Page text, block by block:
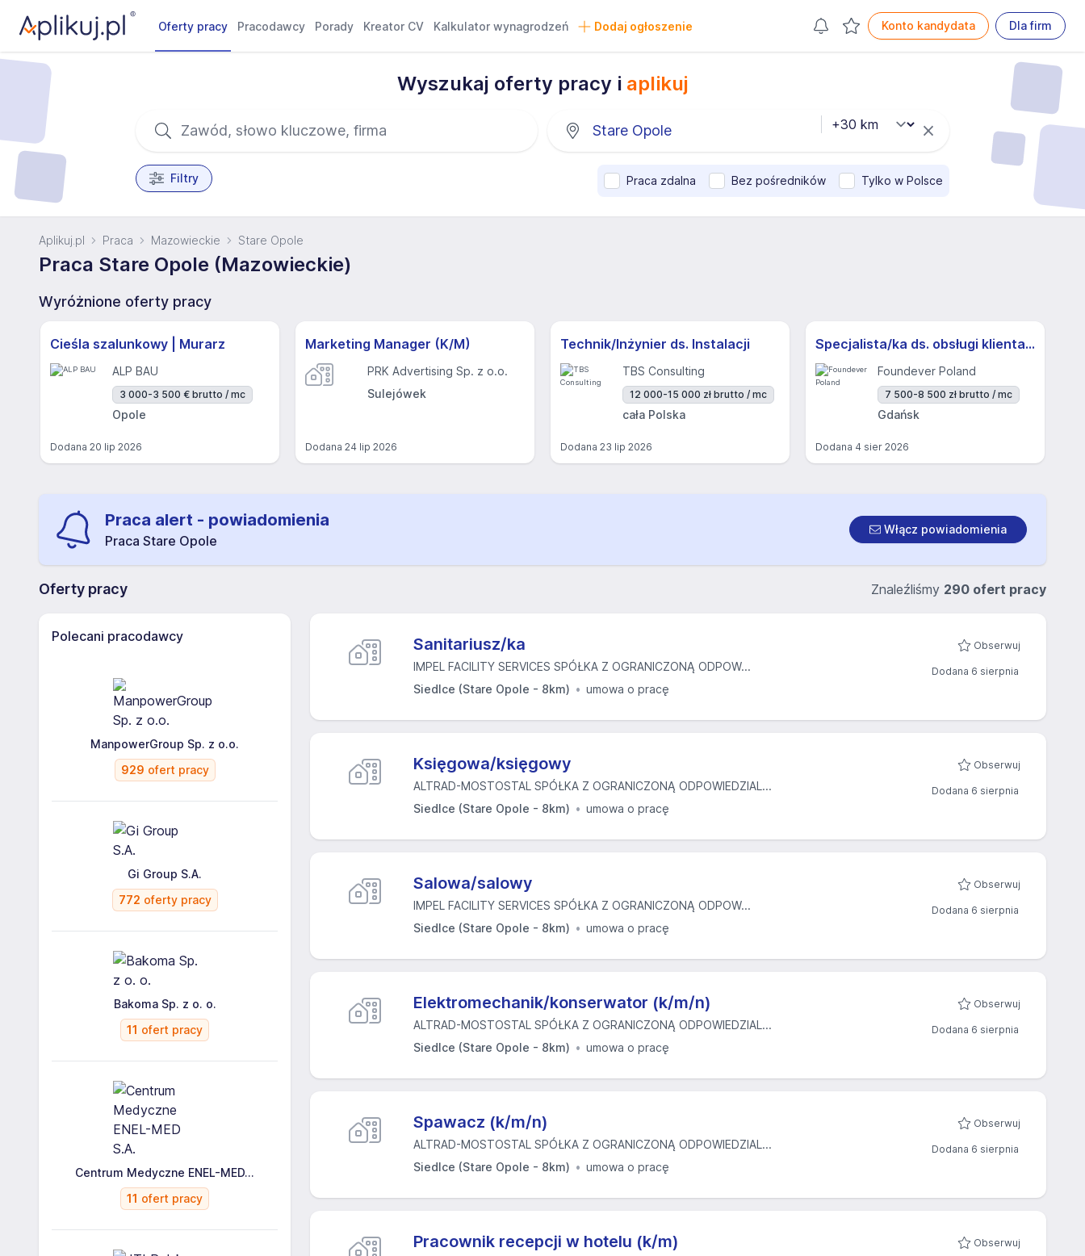
Oferty pracy Pracodawcy Porady Kreator CV Kalkulator wynagrodzeń Dodaj ogłoszenie Konto kandydata Dla firm
Wyszukaj oferty pracy i aplikuj
Filtry Praca zdalna Bez pośredników Tylko w Polsce
Aplikuj.pl Praca Mazowieckie Stare Opole
Praca Stare Opole (Mazowieckie)
Wyróżnione oferty pracy
Cieśla szalunkowy | Murarz
ALP BAU
3 000-3 500 € brutto / mc
Opole
Dodana 20 lip 2026
Marketing Manager (K/M)
PRK Advertising Sp. z o.o.
Sulejówek
Dodana 24 lip 2026
Technik/Inżynier ds. Instalacji
TBS Consulting
12 000-15 000 zł brutto / mc
cała Polska
Dodana 23 lip 2026
Specjalista/ka ds. obsługi klienta z j.niemieckim
Foundever Poland
7 500-8 500 zł brutto / mc
Gdańsk
Dodana 4 sier 2026
Praca alert - powiadomienia
Praca Stare Opole
Włącz powiadomienia
Oferty pracy Znaleźliśmy 290 ofert pracy
Polecani pracodawcy
ManpowerGroup Sp. z o.o.
929 ofert pracy
Gi Group S.A.
772 oferty pracy
Bakoma Sp. z o. o.
11 ofert pracy
Centrum Medyczne ENEL-MED...
11 ofert pracy
Sanitariusz/ka
IMPEL FACILITY SERVICES SPÓŁKA Z OGRANICZONĄ ODPOW...
Siedlce (Stare Opole - 8km)
umowa o pracę
Obserwuj
Dodana 6 sierpnia
Księgowa/księgowy
ALTRAD-MOSTOSTAL SPÓŁKA Z OGRANICZONĄ ODPOWIEDZIAL...
Siedlce (Stare Opole - 8km)
umowa o pracę
Obserwuj
Dodana 6 sierpnia
Salowa/salowy
IMPEL FACILITY SERVICES SPÓŁKA Z OGRANICZONĄ ODPOW...
Siedlce (Stare Opole - 8km)
umowa o pracę
Obserwuj
Dodana 6 sierpnia
Elektromechanik/konserwator (k/m/n)
ALTRAD-MOSTOSTAL SPÓŁKA Z OGRANICZONĄ ODPOWIEDZIAL...
Siedlce (Stare Opole - 8km)
umowa o pracę
Obserwuj
Dodana 6 sierpnia
Spawacz (k/m/n)
ALTRAD-MOSTOSTAL SPÓŁKA Z OGRANICZONĄ ODPOWIEDZIAL...
Siedlce (Stare Opole - 8km)
umowa o pracę
Obserwuj
Dodana 6 sierpnia
Pracownik recepcji w hotelu (k/m) Obserwuj